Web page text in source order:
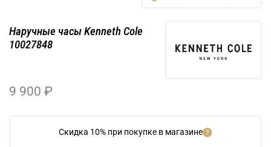
Скидка 10% при покупке в магазине
Наручные часы Kenneth Cole
10027848
9 900 ₽